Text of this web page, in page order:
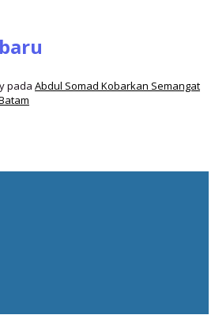
pada Abdul Somad Kobarkan Semangat